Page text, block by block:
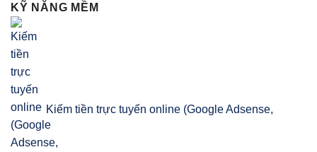
KỸ NĂNG MỀM
Kiếm tiền trực tuyến online (Google Adsense,